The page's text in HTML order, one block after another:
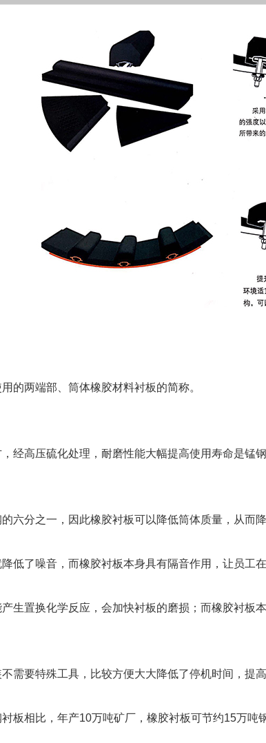
的两端部、筒体橡胶材料衬板的简称。
经高压硫化处理，耐磨性能大幅提高使用寿命是锰
六分之一，因此橡胶衬板可以降低筒体质量，从而
低了噪音，而橡胶衬板本身具有隔音作用，让员工
生置换化学反应，会加快衬板的磨损；而橡胶衬板
需要特殊工具，比较方便大大降低了停机时间，提高
板相比，年产10万吨矿厂，橡胶衬板可节约15万吨